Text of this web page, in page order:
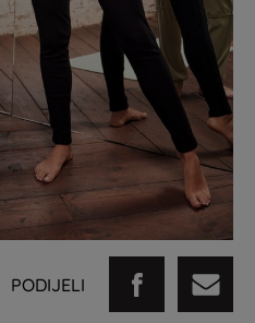
PODIJELI